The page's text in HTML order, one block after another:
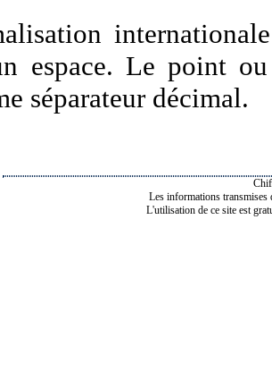
espace. Le point
séparateur décimal.
Les informations transmises
L'utilisation de ce site est